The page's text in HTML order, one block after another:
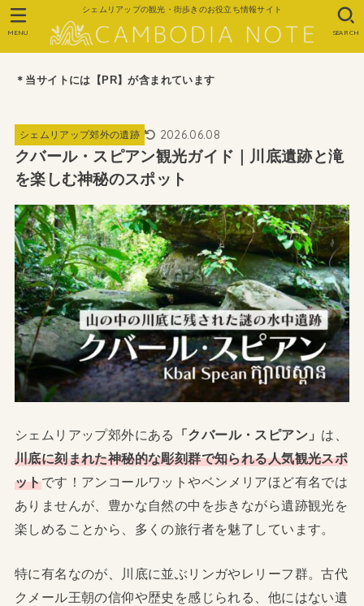
シェムリアップの観光・街歩きのお役立ち情報サイト
SEARCH
MENU
＊当サイトには【PR】が含まれています
シェムリアップ郊外の遺跡 2026.06.08
クバール・スピアン観光ガイド｜川底遺跡と滝
を楽しむ神秘のスポット
シェムリアップ郊外にある 「クバール・スピアン」 は、
川底に刻まれた神秘的な彫刻群で知られる人気観光スポ
ットです！アンコールワットやベンメリアほど有名では
ありませんが、豊かな自然の中を歩きながら遺跡観光を
楽しめることから、多くの旅行者を魅了しています。
特に有名なのが、川底に並ぶリンガやレリーフ群。古代
クメール王朝の信仰や歴史を感じられる、他にはない遺